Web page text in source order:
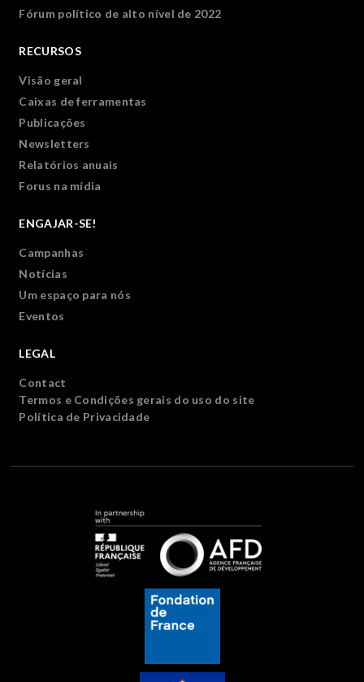
Fórum político de alto nível de 2022
RECURSOS
Visão geral
Caixas de ferramentas
Publicações
Newsletters
Relatórios anuais
Forus na mídia
ENGAJAR-SE!
Campanhas
Notícias
Um espaço para nós
Eventos
LEGAL
Contact
Termos e Condições gerais do uso do site
Política de Privacidade